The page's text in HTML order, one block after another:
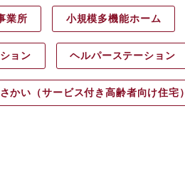
業所 小規模多機能ホーム
ョン ヘルパーステーション
さかい（サービス付き高齢者向け住宅）